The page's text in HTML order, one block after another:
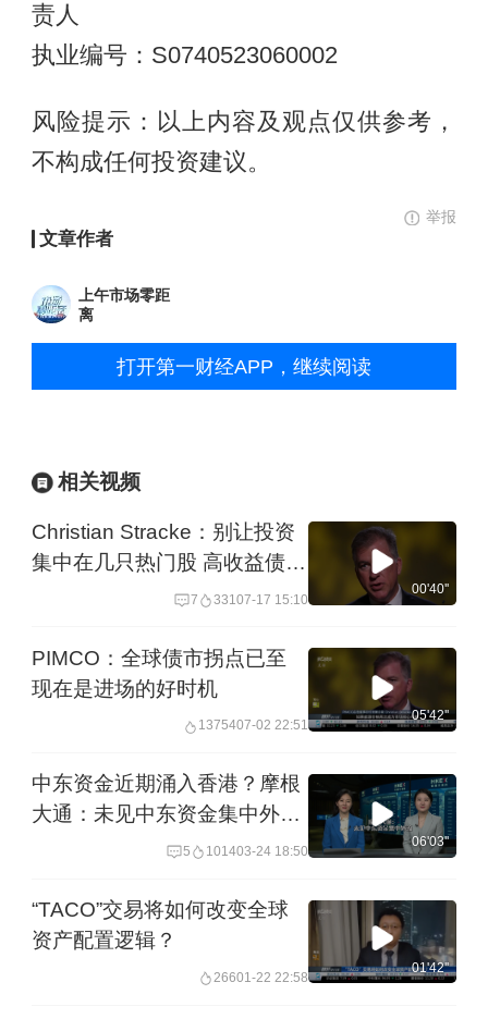
责人
执业编号：S0740523060002
风险提示：以上内容及观点仅供参考，
不构成任何投资建议。
举报
文章作者
上午市场零距
离
打开第一财经APP，继续阅读
相关视频
Christian Stracke：别让投资
集中在几只热门股 高收益债券
正迎来配置良机
7 33107-17 15:10
00'40''
PIMCO：全球债市拐点已至
现在是进场的好时机
1375407-02 22:51
05'42''
中东资金近期涌入香港？摩根
大通：未见中东资金集中外
流，香港吸引力源于市场活跃
5 101403-24 18:50
06'03''
“TACO”交易将如何改变全球
资产配置逻辑？
26601-22 22:58
01'42''